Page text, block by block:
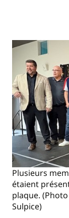
Plusieurs
étaient
plaque.
Sulpice)